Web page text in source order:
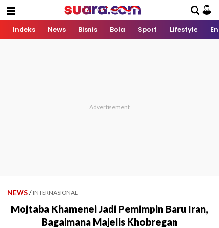
Indeks News Bisnis Bola Sport Lifestyle
NEWS / INTERNASIONAL
Mojtaba Khamenei Jadi Pemimpin Baru Iran,
Bagaimana Majelis Khobregan